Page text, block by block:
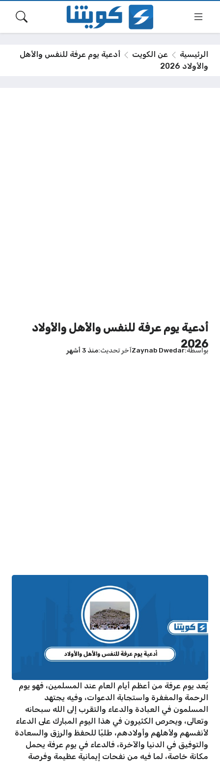
الرئيسية عن الكويت
أدعية يوم عرفة للنفس والأهل
والأولاد 2026
أدعية يوم عرفة للنفس والأهل والأولاد
2026
بواسطة Zaynab Dwedarآخر تحديث منذ 3 أشهر
يُعد يوم عرفة من أعظم أيام العام عند المسلمين، فهو يوم
الرحمة والمغفرة واستجابة الدعوات، وفيه يجتهد
المسلمون في العبادة والدعاء والتقرب إلى الله سبحانه
وتعالى، ويحرص الكثيرون في هذا اليوم المبارك على الدعاء
لأنفسهم ولأهلهم وأولادهم، طلبًا للحفظ والرزق والسعادة
والتوفيق في الدنيا والآخرة، فالدعاء في يوم عرفة يحمل
مكانة خاصة، لما فيه من نفحات إيمانية عظيمة وفرصة